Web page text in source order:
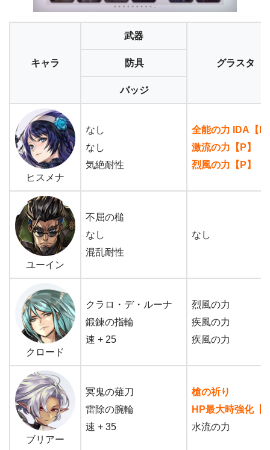
キャラ
武器
グラスタ
防具
バッジ
ヒスメナ
なし
なし
気絶耐性
全能の力 IDA【P
激流の力【P】
烈風の力【P】
ユーイン
不屈の槌
なし
混乱耐性
なし
クロード
クラロ・デ・ルーナ
鍛錬の指輪
速 + 25
烈風の力
疾風の力
疾風の力
ブリアー
冥鬼の薙刀
雷除の腕輪
速 + 35
槍の祈り
HP最大時強化【
水流の力